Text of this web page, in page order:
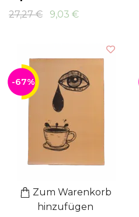
27,27 €
9,03 €
-67%
Zum Warenkorb
hinzufügen